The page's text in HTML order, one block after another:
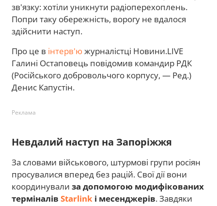
зв'язку: хотіли уникнути радіоперехоплень.
Попри таку обережність, ворогу не вдалося
здійснити наступ.
Про це в інтерв'южурналістці Новини.LIVE
Галині Остаповець повідомив командир РДК
(Російського добровольчого корпусу, — Ред.)
Денис Капустін.
Реклама
Невдалий наступ на Запоріжжя
За словами військового, штурмові групи росіян
просувалися вперед без рацій. Свої дії вони
координували за допомогою модифікованих
терміналів Starlink і месенджерів. Завдяки